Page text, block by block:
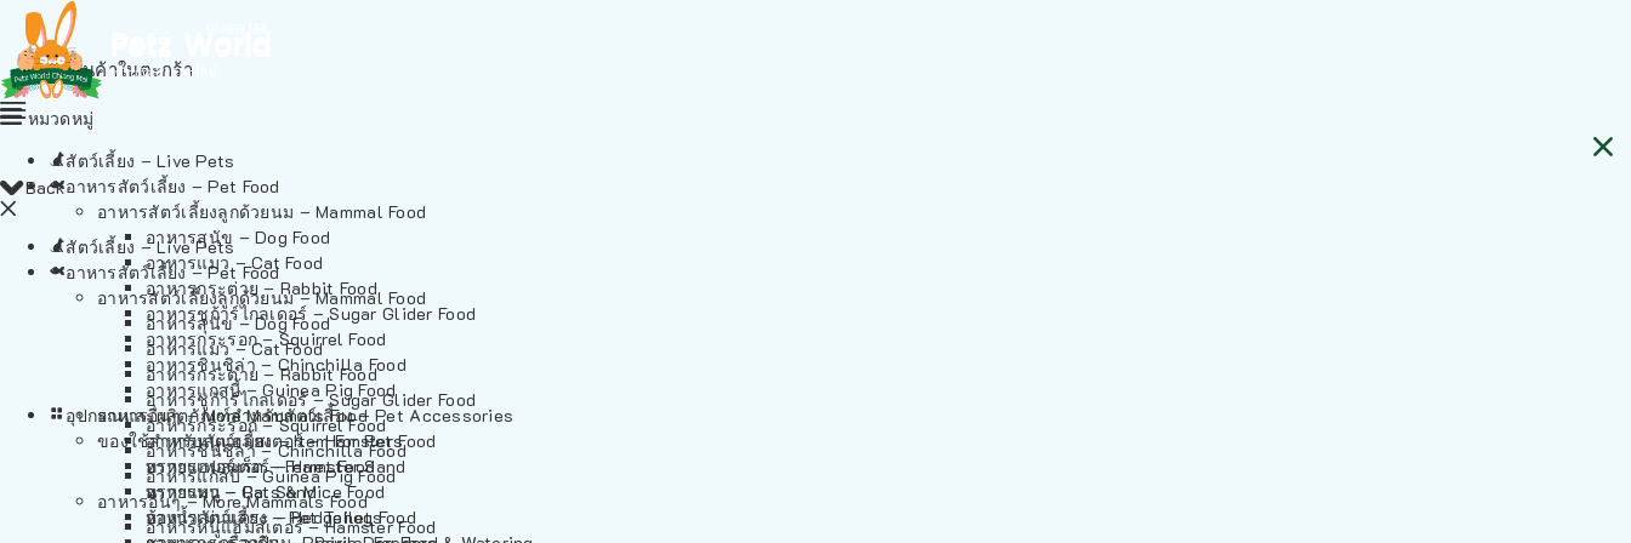
ไม่มีสินค้าในตะกร้า
Back
สัตว์เลี้ยง – Live Pets
อาหารสัตว์เลี้ยง – Pet Food
อาหารสัตว์เลี้ยงลูกด้วยนม – Mammal Food
อาหารสุนัข – Dog Food
อาหารแมว – Cat Food
อาหารกระต่าย – Rabbit Food
อาหารชูก้าร์ไกลเดอร์ – Sugar Glider Food
อาหารกระรอก – Squirrel Food
อาหารชินชิล่า – Chinchilla Food
อาหารแกสบี้ – Guinea Pig Food
อาหารอื่นๆ – More Mammals Food
อาหารหนูแฮมสเตอร์ – Hamster Food
หมวดหมู่
สัตว์เลี้ยง – Live Pets
อาหารสัตว์เลี้ยง – Pet Food
อาหารสัตว์เลี้ยงลูกด้วยนม – Mammal Food
อาหารสุนัข – Dog Food
อาหารแมว – Cat Food
อาหารกระต่าย – Rabbit Food
อาหารชูก้าร์ไกลเดอร์ – Sugar Glider Food
อาหารกระรอก – Squirrel Food
อาหารชินชิล่า – Chinchilla Food
อาหารแกสบี้ – Guinea Pig Food
อาหารอื่นๆ – More Mammals Food
อาหารหนูแฮมสเตอร์ – Hamster Food
อาหารเฟอร์เร็ต – Ferret Food
อาหารหนู – Rats & Mice Food
อาหารเม่นแคระ – Hedgehog Food
อุปกรณและผลิตภัณฑ์สำหรับสัตว์เลี้ยง – Pet Accessories
ของใช้สำหรับสัตว์เลี้ยง – Item For Pets
ทรายแฮมสเตอร์ – Hamster Sand
ทรายแมว – Cat Sand
ห้องน้ำสัตว์เลี้ยง – Pet Toilets